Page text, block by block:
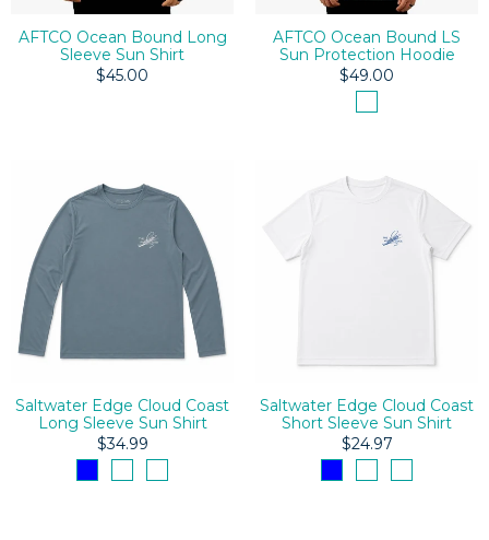
AFTCO Ocean Bound Long
Sleeve Sun Shirt
$45.00
AFTCO Ocean Bound LS
Sun Protection Hoodie
$49.00
Saltwater Edge Cloud Coast
Long Sleeve Sun Shirt
$34.99
Saltwater Edge Cloud Coast
Short Sleeve Sun Shirt
$24.97